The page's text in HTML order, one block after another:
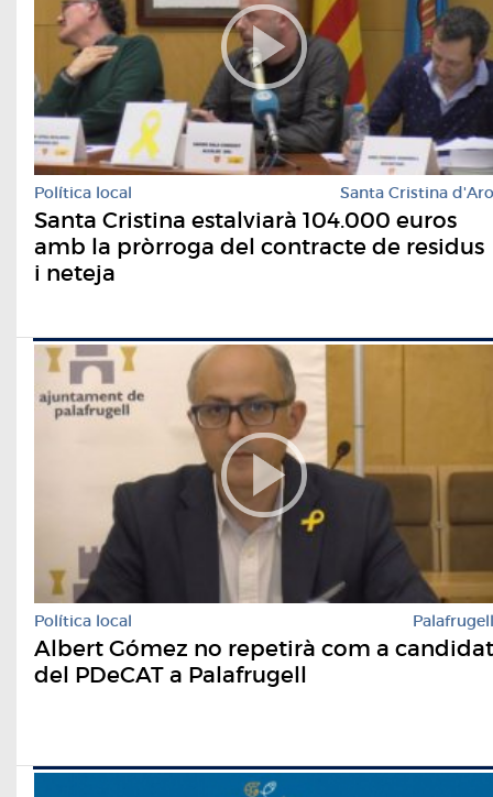
Política local Santa Cristina d'Aro
Santa Cristina estalviarà 104.000 euros
amb la pròrroga del contracte de residus
i neteja
Política local Palafrugell
Albert Gómez no repetirà com a candidat
del PDeCAT a Palafrugell